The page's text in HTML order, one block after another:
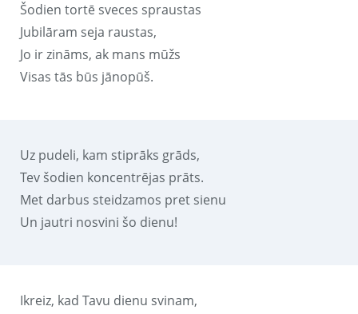
Šodien tortē sveces spraustas
Jubilāram seja raustas,
Jo ir zināms, ak mans mūžs
Visas tās būs jānopūš.
Uz pudeli, kam stiprāks grāds,
Tev šodien koncentrējas prāts.
Met darbus steidzamos pret sienu
Un jautri nosvini šo dienu!
Ikreiz, kad Tavu dienu svinam,